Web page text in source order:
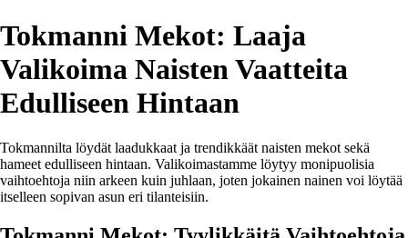
Tokmanni Mekot: Laaja
Valikoima Naisten Vaatteita
Edulliseen Hintaan
Tokmannilta löydät laadukkaat ja trendikkäät naisten mekot sekä
hameet edulliseen hintaan. Valikoimastamme löytyy monipuolisia
vaihtoehtoja niin arkeen kuin juhlaan, joten jokainen nainen voi löytää
itselleen sopivan asun eri tilanteisiin.